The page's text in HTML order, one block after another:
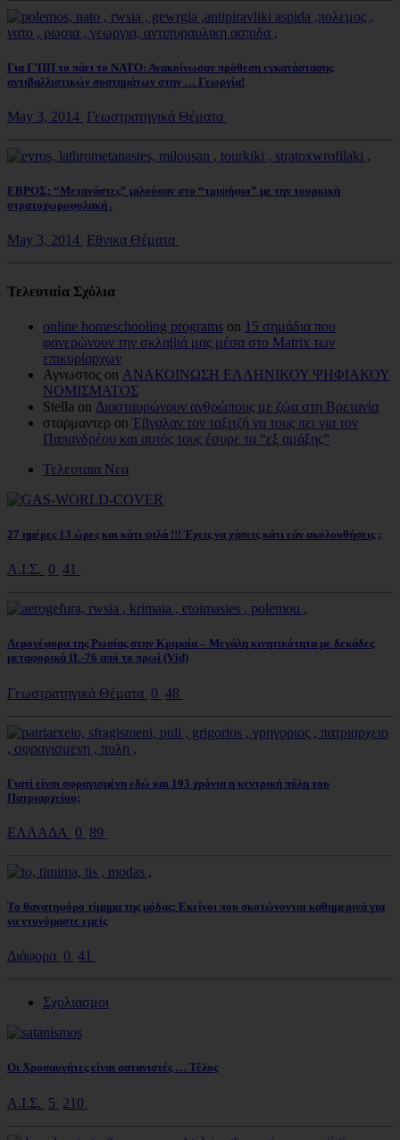
Για Γ’ΠΠ το πάει το ΝΑΤΟ: Ανακοίνωσαν πρόθεση εγκατάστασης
αντιβαλλιστικών συστημάτων στην … Γεωργία!
May 3, 2014 Γεωστρατηγικά Θέματα
ΕΒΡΟΣ: “Μετανάστες” μιλούσαν στο “τριψήφιο” με την τουρκική
στρατοχωροφυλακή .
May 3, 2014 Εθνικα Θέματα
Τελευταία Σχόλια
online homeschooling programs on 15 σημάδια που
φανερώνουν την σκλαβιά μας μέσα στο Matrix των
επικυρίαρχων
Αγνωστος on ΑΝΑΚΟΙΝΩΣΗ ΕΛΛΗΝΙΚΟΥ ΨΗΦΙΑΚΟΥ
ΝΟΜΙΣΜΑΤΟΣ
Stella on Διασταυρώνουν ανθρώπους με ζώα στη Βρετανία
σταρμαντερ onΈβγαλαν τον ταξιτζή να τους πει για τον
Παπανδρέου και αυτός τους έσυρε τα “εξ αμάξης”
Τελευταια Νεα
27 ημέρες 13 ώρες και κάτι ψιλά !!! Έχεις να χάσεις κάτι εάν ακολουθήσεις ;
Α.Ι.Σ. 0 41
Αερογέφυρα της Ρωσίας στην Κριμαία – Μεγάλη κινητικότητα με δεκάδες
μεταφορικά IL-76 από το πρωί (Vid)
Γεωστρατηγικά Θέματα 0 48
Γιατί είναι σφραγισμένη εδώ και 193 χρόνια η κεντρική πύλη του
Πατριαρχείου;
ΕΛΛΑΔΑ 0 89
Το θανατηφόρο τίμημα της μόδας: Εκείνοι που σκοτώνονται καθημερινά για
να ντυνόμαστε εμείς
Διάφορα 0 41
Σχολιασμοι
Οι Χρυσαυγήτες είναι σατανιστές … Τέλος
Α.Ι.Σ. 5 210